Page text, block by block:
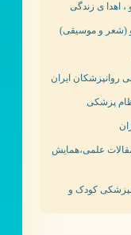
، اهدا ی زندگی
(شعر و موسیقی)
روانپزشکان ایران
پزشکی
علمی،همایش
کودک و